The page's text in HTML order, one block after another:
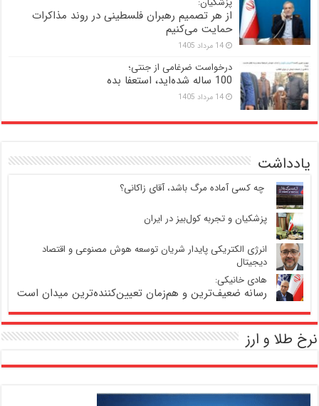
از هر تصمیم رهبران فلسطینی در روند مذاکرات
حمایت می‌کنیم
14 مرداد 1405
درخواست ضرغامی از جنتی؛
100 ساله شده‌اید، استعفا بده
14 مرداد 1405
یادداشت
‍ چه کسی آماده مرگ باشد، آقای زاکانی؟
پزشکیان و تجربه کول‌بیز در ایران
انرژی الکتریکی پایدار شریان توسعه هوش مصنوعی و اقتصاد
دیجیتال
هادی خانیکی:
رسانه ضعیف‌ترین و هم‌زمان تعیین‌کننده‌ترین میدان است
نرخ طلا و ارز